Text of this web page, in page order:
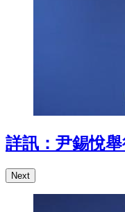
詳訊：尹錫悅
Next